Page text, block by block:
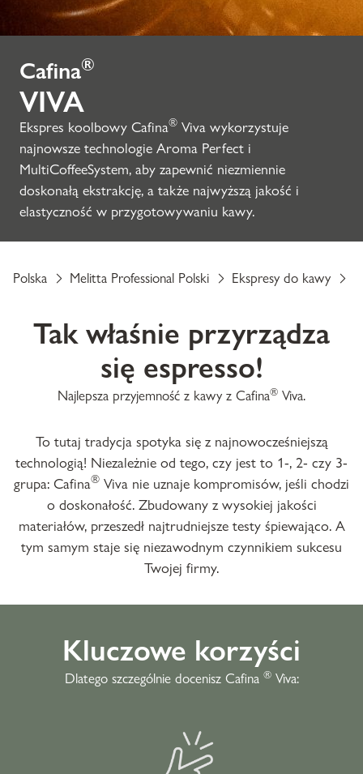
Cafina®
VIVA
Ekspres koolbowy Cafina® Viva wykorzystuje
najnowsze technologie Aroma Perfect i
MultiCoffeeSystem, aby zapewnić niezmiennie
doskonałą ekstrakcję, a także najwyższą jakość i
elastyczność w przygotowywaniu kawy.
Polska Melitta Professional Polski Ekspresy do kawy
Tak właśnie przyrządza
się espresso!
Najlepsza przyjemność z kawy z Cafina® Viva.
To tutaj tradycja spotyka się z najnowocześniejszą
technologią! Niezależnie od tego, czy jest to 1-, 2- czy 3-
grupa: Cafina® Viva nie uznaje kompromisów, jeśli chodzi
o doskonałość. Zbudowany z wysokiej jakości
materiałów, przeszedł najtrudniejsze testy śpiewająco. A
tym samym staje się niezawodnym czynnikiem sukcesu
Twojej firmy.
Kluczowe korzyści
Dlatego szczególnie docenisz Cafina ®Viva: